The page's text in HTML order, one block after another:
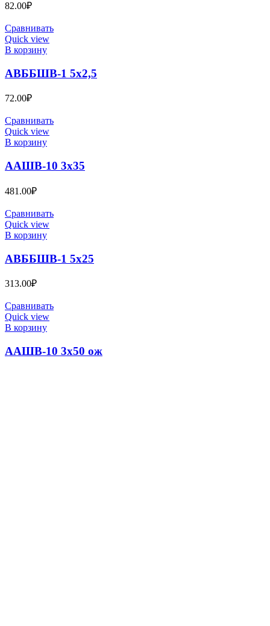
82.00₽
Сравнивать
Quick view
В корзину
АВББШВ-1 5х2,5
72.00₽
Сравнивать
Quick view
В корзину
ААШВ-10 3х35
481.00₽
Сравнивать
Quick view
В корзину
АВББШВ-1 5х25
313.00₽
Сравнивать
Quick view
В корзину
ААШВ-10 3х50 ож